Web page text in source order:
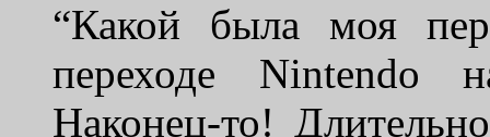
“Какой была моя
переходе Nintendo
Наконец-то!